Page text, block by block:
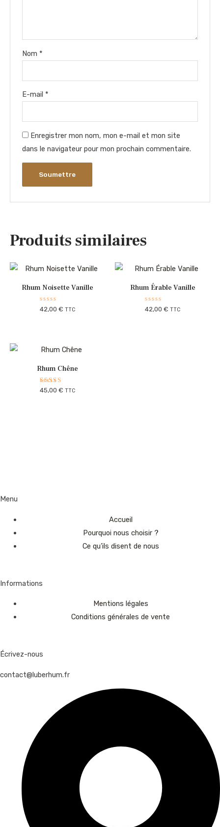
Nom *
E-mail *
Enregistrer mon nom, mon e-mail et mon site
dans le navigateur pour mon prochain commentaire.
Produits similaires
Rhum Noisette Vanille
Note
42,00 € TTC
Rhum Érable Vanille
Note
42,00 € TTC
Rhum Chêne
Note
45,00 € TTC
Menu
Accueil
Pourquoi nous choisir ?
Ce qu’ils disent de nous
Informations
Mentions légales
Conditions générales de vente
Écrivez-nous
contact@luberhum.fr